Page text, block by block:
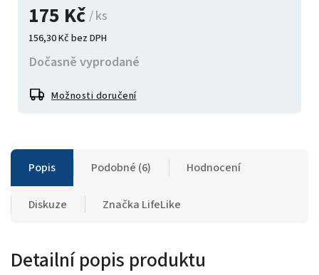
175 Kč / ks
156,30 Kč bez DPH
Dočasně vyprodané
Možnosti doručení
Popis Podobné (6) Hodnocení
Diskuze Značka LifeLike
Detailní popis produktu